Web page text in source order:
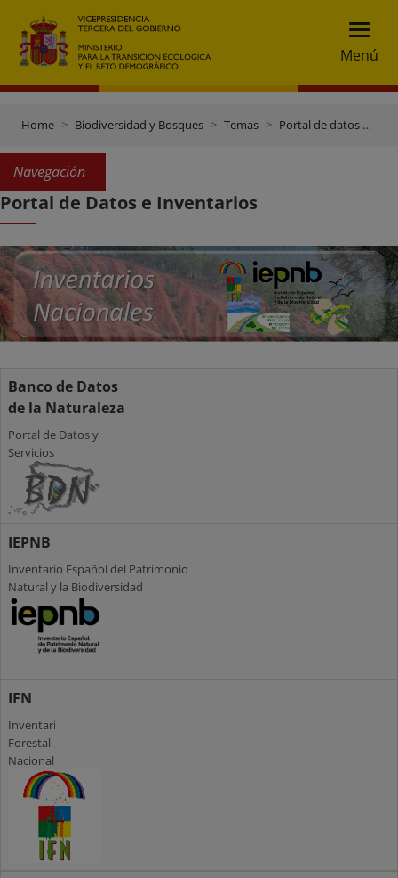
Menú
Home Biodiversidad y Bosques Temas Portal de datos e inventarios
Navegación
Portal de Datos e Inventarios
Banco de Datos
de la Naturaleza
Portal de Datos y
Servicios
IEPNB
Inventario Español del Patrimonio
Natural y la Biodiversidad
IFN
Inventario
Forestal
Nacional